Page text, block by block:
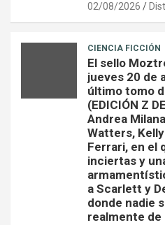
02/08/2026
CIENCIA FICCIÓN
El sello
jueves 20 de
último tomo
(EDICIÓN Z
Andrea
Watters,
Ferrari, en el
inciertas y
a Scarlett y
donde nadie
realmente de